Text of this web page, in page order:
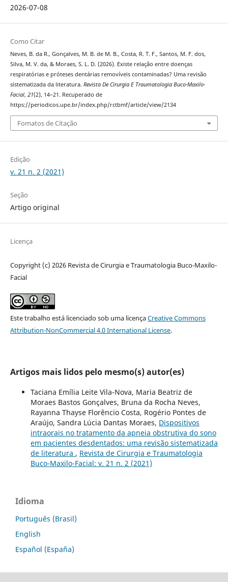
2026-07-08
Como Citar
Neves, B. da R., Gonçalves, M. B. de M. B., Costa, R. T. F., Santos, M. F. dos,
Silva, M. V. da, & Moraes, S. L. D. (2026). Existe relação entre doenças
respiratórias e próteses dentárias removíveis contaminadas? Uma revisão
sistematizada da literatura. Revista De Cirurgia E Traumatologia Buco-Maxilo-
Facial, 21(2), 14–21. Recuperado de
https://periodicos.upe.br/index.php/rctbmf/article/view/2134
Fomatos de Citação
Edição
v. 21 n. 2 (2021)
Seção
Artigo original
Licença
Copyright (c) 2026 Revista de Cirurgia e Traumatologia Buco-Maxilo-
Facial
Este trabalho está licenciado sob uma licençaCreative Commons
Attribution-NonCommercial 4.0 International License.
Artigos mais lidos pelo mesmo(s) autor(es)
Taciana Emília Leite Vila-Nova, Maria Beatriz de
Moraes Bastos Gonçalves, Bruna da Rocha Neves,
Rayanna Thayse Florêncio Costa, Rogério Pontes de
Araújo, Sandra Lúcia Dantas Moraes, Dispositivos
intraorais no tratamento da apneia obstrutiva do sono
em pacientes desdentados: uma revisão sistematizada
de literatura , Revista de Cirurgia e Traumatologia
Buco-Maxilo-Facial: v. 21 n. 2 (2021)
Idioma
Português (Brasil)
English
Español (España)